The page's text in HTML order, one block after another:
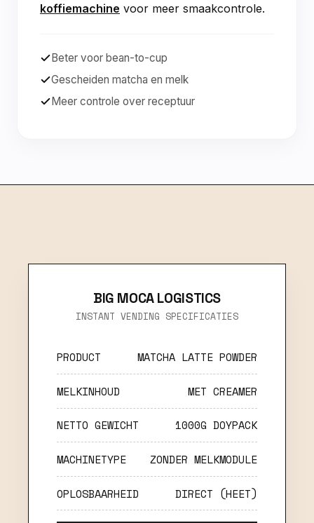
koffiemachine voor meer smaakcontrole.
Beter voor bean-to-cup
Gescheiden matcha en melk
Meer controle over receptuur
BIG MOCA LOGISTICS
INSTANT VENDING SPECIFICATIES
PRODUCT MATCHA LATTE POWDER
MELKINHOUD MET CREAMER
NETTO GEWICHT 1000G DOYPACK
MACHINETYPE ZONDER MELKMODULE
OPLOSBAARHEID DIRECT (HEET)